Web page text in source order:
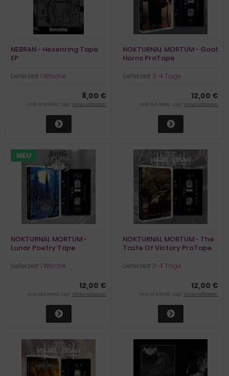
NEBRAN - Hexenring Tape
EP
Lieferzeit:1 Woche
8,00 €
inkl. 19 % MwSt. zzgl.Versandkosten
NOKTURNAL MORTUM - Goat
Horns ProTape
Lieferzeit:3-4 Tage
12,00 €
inkl. 19 % MwSt. zzgl.Versandkosten
NEU
NOKTURNAL MORTUM -
Lunar Poetry Tape
Lieferzeit:1 Woche
12,00 €
inkl. 19 % MwSt. zzgl.Versandkosten
NOKTURNAL MORTUM - The
Taste Of Victory ProTape
Lieferzeit:3-4 Tage
12,00 €
inkl. 19 % MwSt. zzgl.Versandkosten